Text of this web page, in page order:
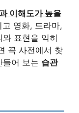
이해도가 높을
영화, 드라마,
표현을 익히
꼭 사전에서 찾
들어 보는 습관